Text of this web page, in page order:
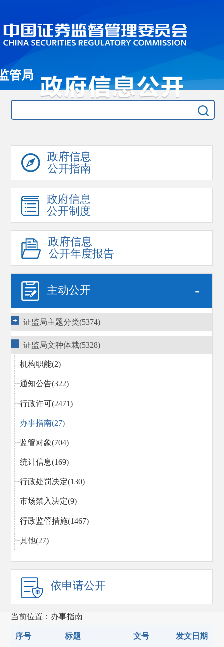
管局
政府信息
公开指南
政府信息
公开制度
政府信息
公开年度报告
主动公开 -
证监局主题分类(5374)
证监局文种体裁(5328)
机构职能(2)
通知公告(322)
行政许可(2471)
办事指南(27)
监管对象(704)
统计信息(169)
行政处罚决定(130)
市场禁入决定(9)
行政监管措施(1467)
其他(27)
依申请公开
当前位置：办事指南
序号 标题 文号 发文日期